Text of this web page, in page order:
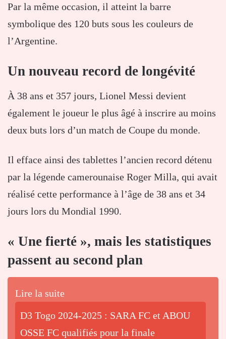
Par la même occasion, il atteint la barre
symbolique des 120 buts sous les couleurs de
l’Argentine.
Un nouveau record de longévité
À 38 ans et 357 jours, Lionel Messi devient
également le joueur le plus âgé à inscrire au moins
deux buts lors d’un match de Coupe du monde.
Il efface ainsi des tablettes l’ancien record détenu
par la légende camerounaise Roger Milla, qui avait
réalisé cette performance à l’âge de 38 ans et 34
jours lors du Mondial 1990.
« Une fierté », mais les statistiques
passent au second plan
Lire la suite
D3 Togo 2024-2025 : SARA FC et ABOU
OSSE FC qualifiés pour la finale